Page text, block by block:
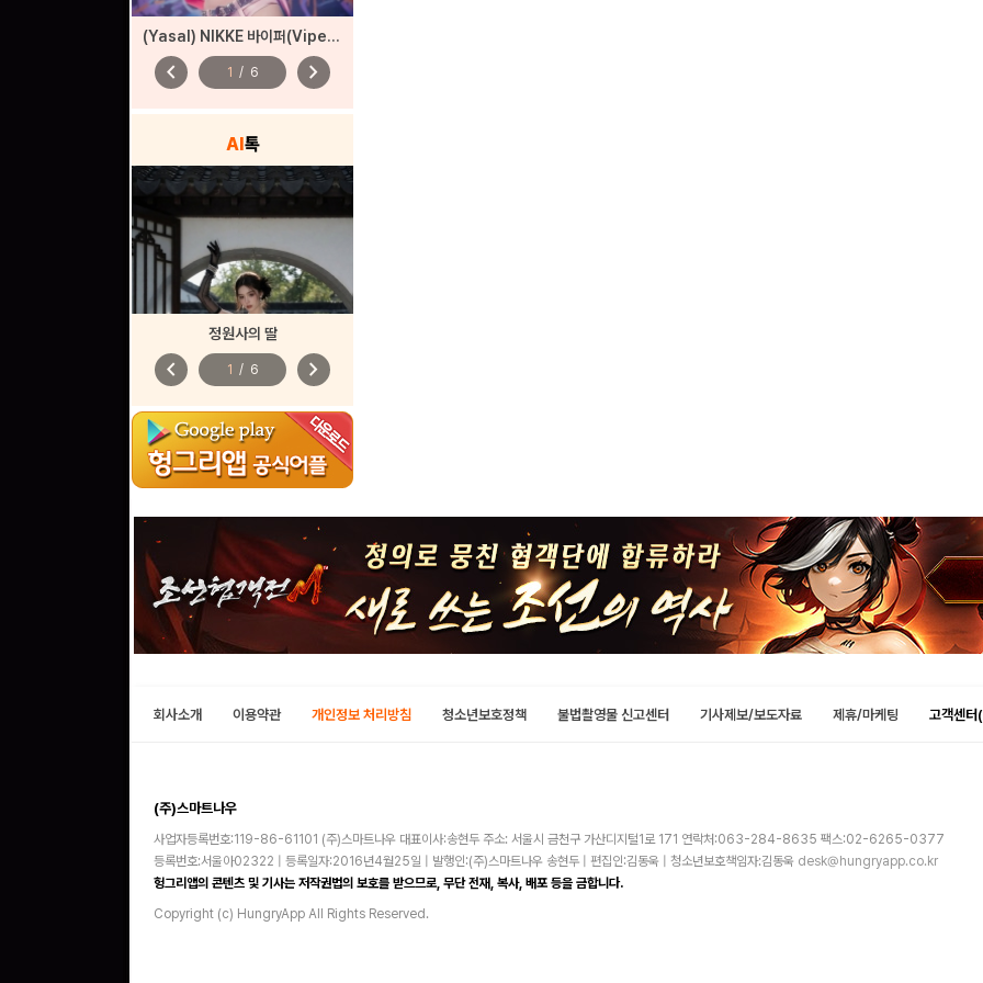
(Yasal) NIKKE 바이퍼(Viper) – 펑키 스트리트
chevron_left 1 / 6 chevron_right
AI톡
정원사의 딸
chevron_left 1 / 6 chevron_right
회사소개 이용약관 개인정보 처리방침 청소년보호정책 불법촬영물 신고센터 기사제보/보도자료 제휴/마케팅 고객센
(주)스마트나우
사업자등록번호:119-86-61101 (주)스마트나우 대표이사:송현두 주소: 서울시 금천구 가산디지털1로 171 연락처:063-284-8635 팩스:02-6265-0377
등록번호:서울아02322 | 등록일자:2016년4월25일 | 발행인:(주)스마트나우 송현두 | 편집인:김동욱 | 청소년보호책임자:김동욱 desk@hungryapp.co.kr
헝그리앱의 콘텐츠 및 기사는 저작권법의 보호를 받으므로, 무단 전재, 복사, 배포 등을 금합니다.
Copyright (c) HungryApp All Rights Reserved.